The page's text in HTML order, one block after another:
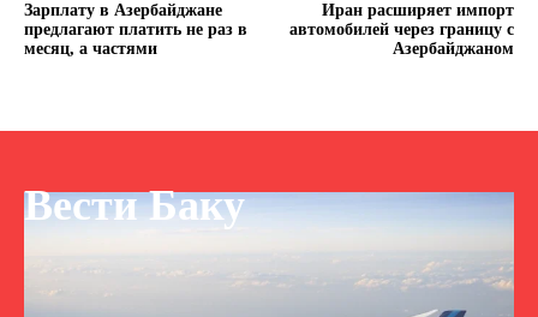
Зарплату в Азербайджане
предлагают платить не раз в
месяц, а частями
Иран расширяет импорт
автомобилей через границу с
Азербайджаном
Вести Баку